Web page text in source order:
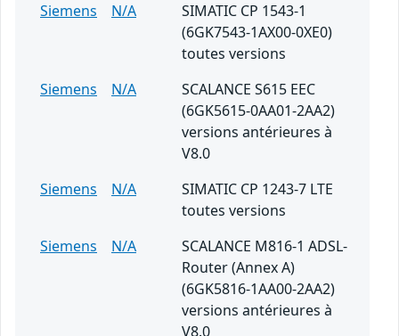
Siemens
N/A
SIMATIC CP 1543-1
(6GK7543-1AX00-0XE0)
toutes versions
Siemens
N/A
SCALANCE S615 EEC
(6GK5615-0AA01-2AA2)
versions antérieures à
V8.0
Siemens
N/A
SIMATIC CP 1243-7 LTE
toutes versions
Siemens
N/A
SCALANCE M816-1 ADSL-
Router (Annex A)
(6GK5816-1AA00-2AA2)
versions antérieures à
V8.0